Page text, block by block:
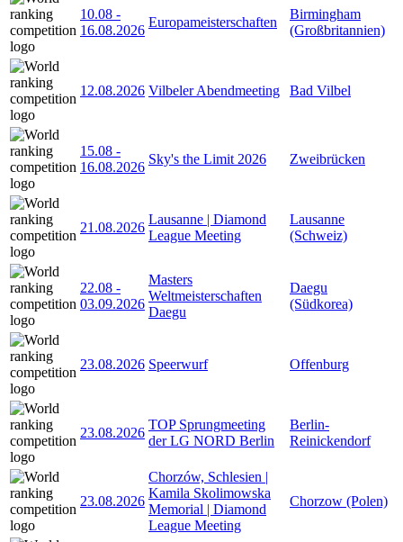
10.08 -
16.08.2026
Europameisterschaften
Birmingham
(Großbritannien)
12.08.2026 Vilbeler Abendmeeting Bad Vilbel
15.08 -
16.08.2026
Sky's the Limit 2026 Zweibrücken
21.08.2026
Lausanne | Diamond
League Meeting
Lausanne
(Schweiz)
22.08 -
03.09.2026
Masters
Weltmeisterschaften
Daegu
Daegu
(Südkorea)
23.08.2026 Speerwurf Offenburg
23.08.2026
TOP Sprungmeeting
der LG NORD Berlin
Berlin-
Reinickendorf
23.08.2026
Chorzów, Schlesien |
Kamila Skolimowska
Memorial | Diamond
League Meeting
Chorzow (Polen)